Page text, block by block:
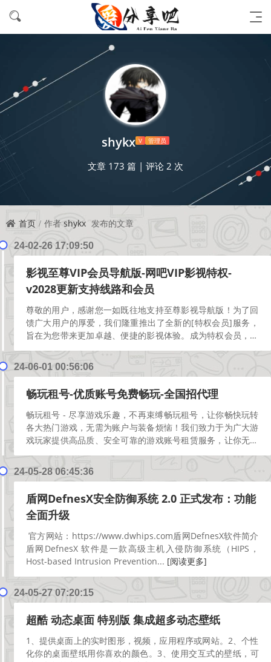
shykx V 管理员
文章 173 篇 | 评论 2 次
首页 作者 shykx 发布的文章
24-02-26 17:09:50
影视至尊VIP会员导航版-网吧VIP影视特权-
v2028更新支持线路和会员
尊敬的用户，感谢您一如既往地支持至尊影视导航版！为了回
馈广大用户的厚爱，我们隆重推出了全新的[特权会员]服务，
旨在为您带来更加卓越、便捷的影视体验。成为特权会员，您
将享受以下尊贵权益1. 无广告畅享：告别烦人的广告骚...[阅
读更多]
24-06-01 00:56:06
畅玩租号-优质账号免费畅玩-全国招代理
畅玩租号 - 尽享游戏乐趣，不再束缚畅玩租号，让你畅快玩转
各大热门游戏，无需为账户与装备烦恼！我们致力于为广大游
戏玩家提供高品质、安全可靠的游戏账号租赁服务，让你无需
再为积攒金币、升级装备而苦恼，随时随地畅快游戏！为...[阅
读更多]
24-05-28 06:45:36
盾网DefnesX安全防御系统 2.0 正式发布：功能
全面升级
官方网站：https://www.dwhips.com盾网DefnesX软件简介
盾网DefnesX 软件是一款高级主机入侵防御系统（HIPS，
Host-based Intrusion Prevention... [阅读更多]
24-05-27 07:20:15
超酷 动态桌面 特别版 集成超多动态壁纸
1、提供桌面上的实时图形，视频，应用程序或网站。2、个性
化你的桌面壁纸用你喜欢的颜色。3、使用交互式的壁纸，可